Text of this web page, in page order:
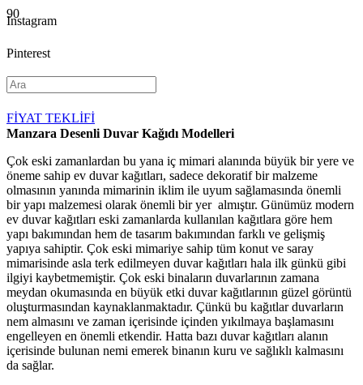
Instagram
Pinterest
YouTube
FİYAT TEKLİFİ
Manzara Desenli Duvar Kağıdı Modelleri
Çok eski zamanlardan bu yana iç mimari alanında büyük bir yere ve
öneme sahip ev duvar kağıtları, sadece dekoratif bir malzeme
olmasının yanında mimarinin iklim ile uyum sağlamasında önemli
bir yapı malzemesi olarak önemli bir yer almıştır. Günümüz modern
ev duvar kağıtları eski zamanlarda kullanılan kağıtlara göre hem
yapı bakımından hem de tasarım bakımından farklı ve gelişmiş
yapıya sahiptir. Çok eski mimariye sahip tüm konut ve saray
mimarisinde asla terk edilmeyen duvar kağıtları hala ilk günkü gibi
ilgiyi kaybetmemiştir. Çok eski binaların duvarlarının zamana
meydan okumasında en büyük etki duvar kağıtlarının güzel görüntü
oluşturmasından kaynaklanmaktadır. Çünkü bu kağıtlar duvarların
nem almasını ve zaman içerisinde içinden yıkılmaya başlamasını
engelleyen en önemli etkendir. Hatta bazı duvar kağıtları alanın
içerisinde bulunan nemi emerek binanın kuru ve sağlıklı kalmasını
da sağlar.